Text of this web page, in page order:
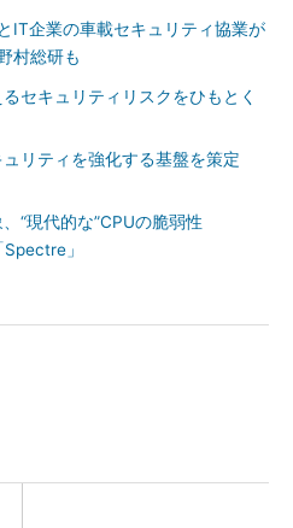
IT企業の車載セキュリティ協業が
村総研も
セキュリティリスクをひもとく
リティを強化する基盤を策定
“現代的な”CPUの脆弱性
」